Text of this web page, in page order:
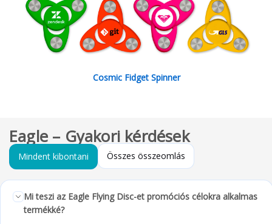
Cosmic Fidget Spinner
Eagle – Gyakori kérdések
Mindent kibontani Összes összeomlás
Mi teszi az Eagle Flying Disc-et promóciós célokra alkalmas
termékké?